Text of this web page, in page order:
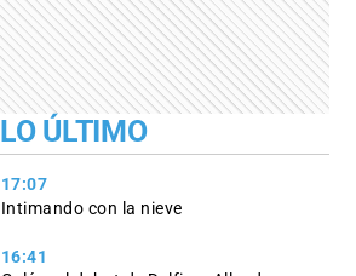
LO ÚLTIMO
17:07
Intimando con la nieve
16:41